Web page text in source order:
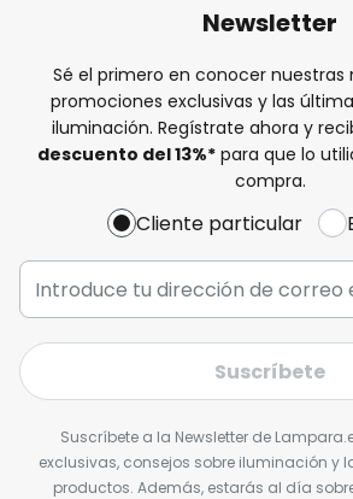
Newsletter
Sé el primero en conocer nuestras
promociones exclusivas y las
iluminación. Regístrate ahora y
descuento del13%* para que lo
compra.
Cliente particular
Suscríbete
Suscríbete a la Newsletter de
exclusivas, consejos sobre iluminación y
productos. Además, estarás al día